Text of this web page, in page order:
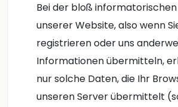
Bei der bloß
unserer Website, also wenn
registrieren oder uns
Informationen übermitteln,
nur solche Daten, die Ihr
unseren Server übermittelt